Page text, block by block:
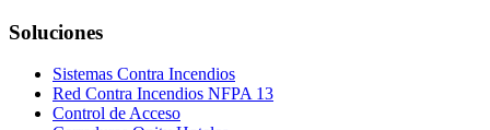
Soluciones
Sistemas Contra Incendios
Red Contra Incendios NFPA 13
Control de Acceso